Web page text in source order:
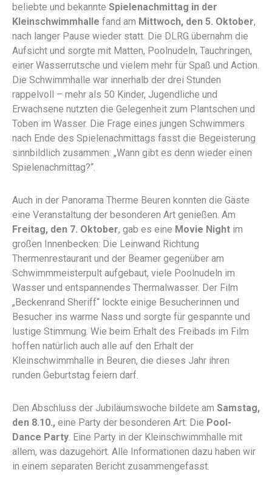
beliebte und bekannte Spielenachmittag in der
Kleinschwimmhalle fand am Mittwoch, den 5. Oktober,
nach langer Pause wieder statt. Die DLRG übernahm die
Aufsicht und sorgte mit Matten, Poolnudeln, Tauchringen,
einer Wasserrutsche und vielem mehr für Spaß und Action.
Die Schwimmhalle war innerhalb der drei Stunden
rappelvoll – mehr als 50 Kinder, Jugendliche und
Erwachsene nutzten die Gelegenheit zum Plantschen und
Toben im Wasser. Die Frage eines jungen Schwimmers
nach Ende des Spielenachmittags fasst die Begeisterung
sinnbildlich zusammen: „Wann gibt es denn wieder einen
Spielenachmittag?“.
Auch in der Panorama Therme Beuren konnten die Gäste
eine Veranstaltung der besonderen Art genießen. Am
Freitag, den 7. Oktober, gab es eine Movie Night im
großen Innenbecken: Die Leinwand Richtung
Thermenrestaurant und der Beamer gegenüber am
Schwimmmeisterpult aufgebaut, viele Poolnudeln im
Wasser und entspannendes Thermalwasser. Der Film
„Beckenrand Sheriff“ lockte einige Besucherinnen und
Besucher ins warme Nass und sorgte für gespannte und
lustige Stimmung. Wie beim Erhalt des Freibads im Film
hoffen natürlich auch alle auf den Erhalt der
Kleinschwimmhalle in Beuren, die dieses Jahr ihren
runden Geburtstag feiern darf.
Den Abschluss der Jubiläumswoche bildete am Samstag,
den 8.10., eine Party der besonderen Art: Die Pool-
Dance Party . Eine Party in der Kleinschwimmhalle mit
allem, was dazugehört. Alle Informationen dazu haben wir
in einem separaten Bericht zusammengefasst.